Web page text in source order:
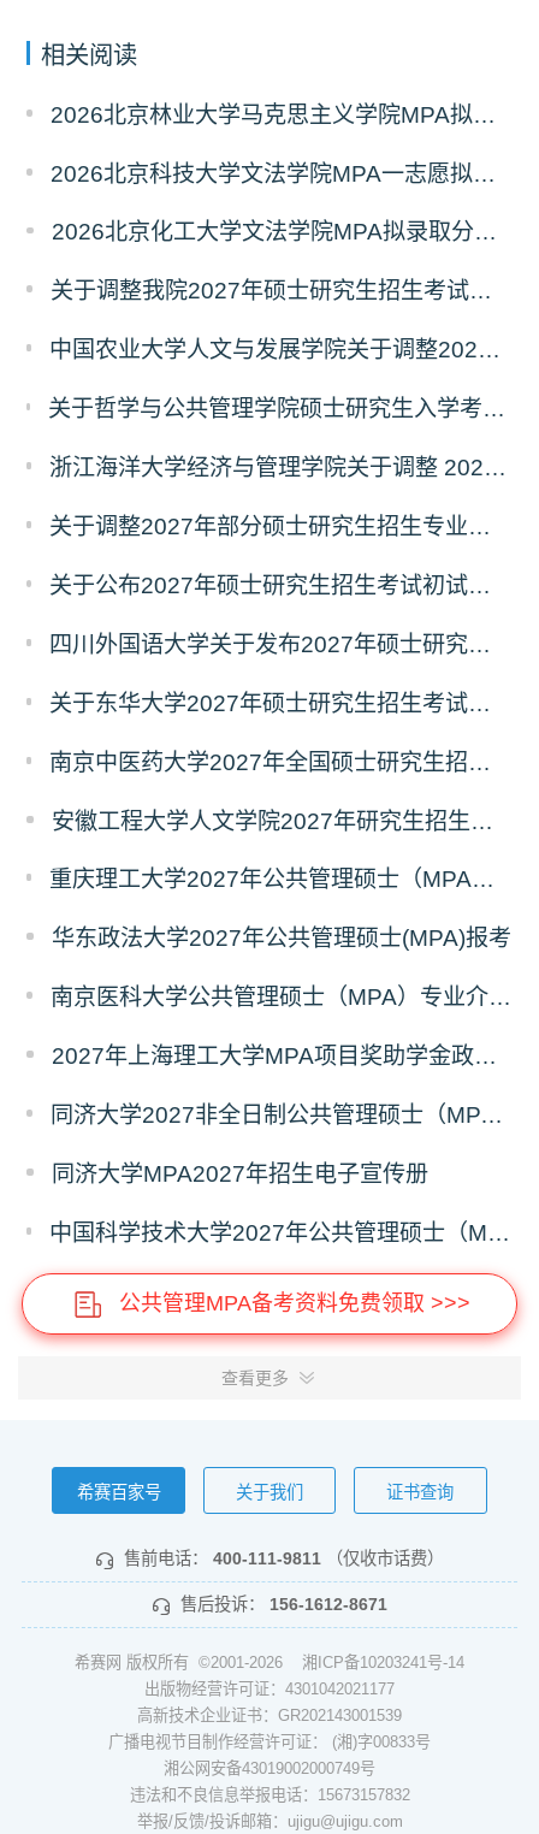
相关阅读
2026北京林业大学马克思主义学院MPA拟录取分析解读
2026北京科技大学文法学院MPA一志愿拟录取分析解读
2026北京化工大学文法学院MPA拟录取分析解读
关于调整我院2027年硕士研究生招生考试科目及参考书的通知
中国农业大学人文与发展学院关于调整2027年硕士研究生招生考试初试科目的通知
关于哲学与公共管理学院硕士研究生入学考试（初试） 考试科目及参考书目变更的通知（二）
浙江海洋大学经济与管理学院关于调整 2027年硕士研究生招生考试初试科目的公告
关于调整2027年部分硕士研究生招生专业初试考试科目的公告（持续更新中）
关于公布2027年硕士研究生招生考试初试自命题科目考试大纲的通知
四川外国语大学关于发布2027年硕士研究生招生考试自命题科目大纲的公告
关于东华大学2027年硕士研究生招生考试（初试）招生目录拟调整公告（一）
南京中医药大学2027年全国硕士研究生招生考试初试自命题科目考试内容及参考书目
安徽工程大学人文学院2027年研究生招生简章
重庆理工大学2027年公共管理硕士（MPA）专业学位研究生（双证）报考
华东政法大学2027年公共管理硕士(MPA)报考
南京医科大学公共管理硕士（MPA）专业介绍（2027年）
2027年上海理工大学MPA项目奖助学金政策发布
同济大学2027非全日制公共管理硕士（MPA）奖学金方案
同济大学MPA2027年招生电子宣传册
中国科学技术大学2027年公共管理硕士（MPA）专业学位研究生招生通知
公共管理MPA备考资料免费领取 >>>
查看更多
希赛百家号 关于我们 证书查询
售前电话： 400-111-9811 （仅收市话费）
售后投诉： 156-1612-8671
希赛网 版权所有 ©2001-2026 湘ICP备10203241号-14
出版物经营许可证：4301042021177
高新技术企业证书：GR202143001539
广播电视节目制作经营许可证： (湘)字00833号
湘公网安备43019002000749号
违法和不良信息举报电话：15673157832
举报/反馈/投诉邮箱：ujigu@ujigu.com